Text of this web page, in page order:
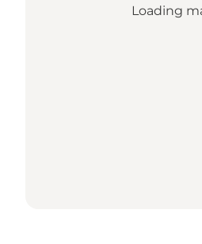
Loading